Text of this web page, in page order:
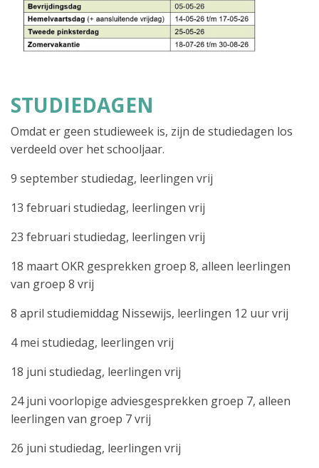
STUDIEDAGEN
Omdat er geen studieweek is, zijn de studiedagen los
verdeeld over het schooljaar.
9 september studiedag, leerlingen vrij
13 februari studiedag, leerlingen vrij
23 februari studiedag, leerlingen vrij
18 maart OKR gesprekken groep 8, alleen leerlingen
van groep 8 vrij
8 april studiemiddag Nissewijs, leerlingen 12 uur vrij
4 mei studiedag, leerlingen vrij
18 juni studiedag, leerlingen vrij
24 juni voorlopige adviesgesprekken groep 7, alleen
leerlingen van groep 7 vrij
26 juni studiedag, leerlingen vrij